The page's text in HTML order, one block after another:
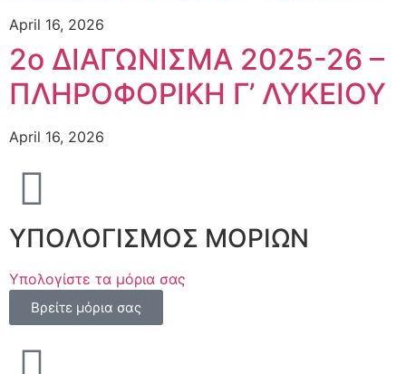
April 16, 2026
2ο ΔΙΑΓΩΝΙΣΜΑ 2025-26 –
ΠΛΗΡΟΦΟΡΙΚΗ Γ’ ΛΥΚΕΙΟΥ
April 16, 2026
ΥΠΟΛΟΓΙΣΜΟΣ ΜΟΡΙΩΝ
Υπολογίστε τα μόρια σας
Βρείτε μόρια σας